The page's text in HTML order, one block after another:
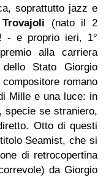
soprattutto jazz e
(nato il 2
- e proprio ieri, 1°
alla carriera
Stato Giorgio
romano
Mille e una luce: in
specie se straniero,
Otto di questi
Seamist, che si
di retrocopertina
da Giorgio